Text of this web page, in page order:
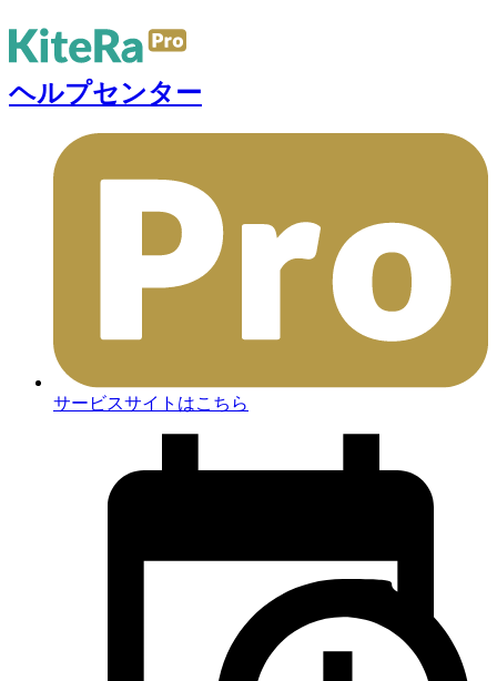
ヘルプセンター
サービスサイトはこちら